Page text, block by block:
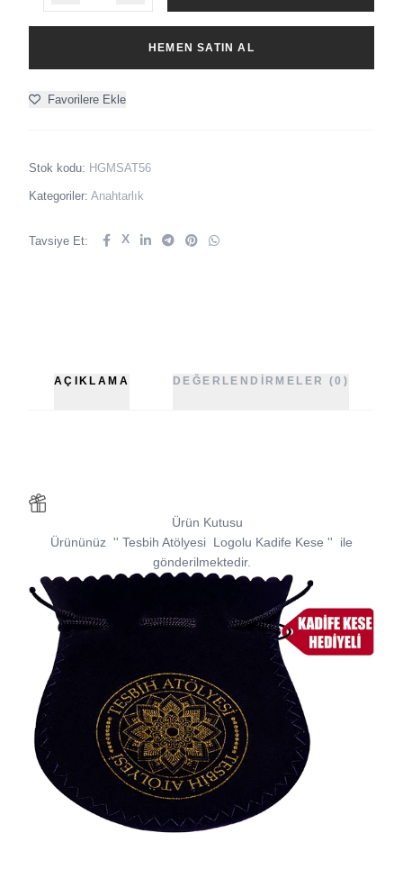
HEMEN SATIN AL
Favorilere Ekle
Stok kodu: HGMSAT56
Kategoriler: Anahtarlık
Tavsiye Et: X
AÇIKLAMA DEĞERLENDIRMELER (0)
Ürün Kutusu
Ürününüz '' Tesbih Atölyesi Logolu Kadife Kese ''
ile
gönderilmektedir.